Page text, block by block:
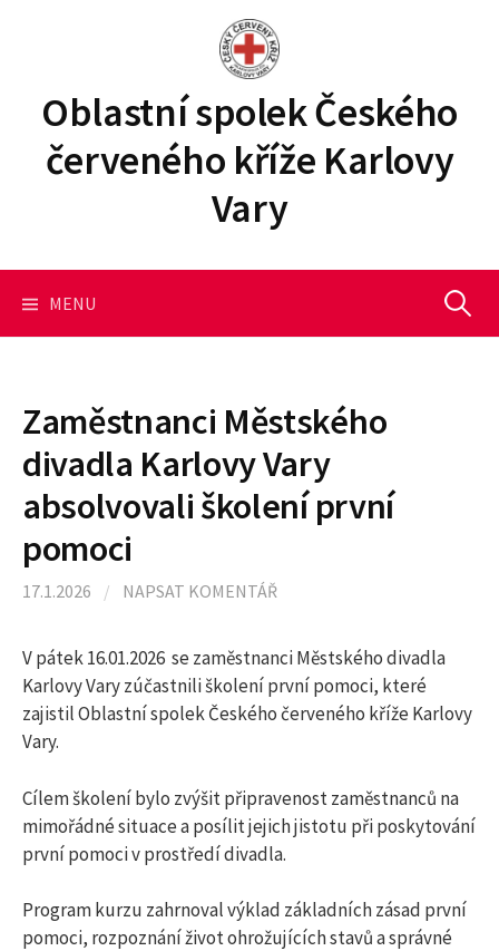
s
Oblastní spolek Českého
červeného kříže Karlovy
Vary
MENU V
á
á
n
Zaměstnanci Městského
divadla Karlovy Vary
absolvovali školení první
pomoci
17.1.2026 / NAPSAT KOMENTÁŘ
V pátek 16.01.2026 se zaměstnanci Městského divadla
Karlovy Vary zúčastnili školení první pomoci, které
zajistil Oblastní spolek Českého červeného kříže Karlovy
Vary.
Cílem školení bylo zvýšit připravenost zaměstnanců na
mimořádné situace a posílit jejich jistotu při poskytování
první pomoci v prostředí divadla.
Program kurzu zahrnoval výklad základních zásad první
pomoci, rozpoznání život ohrožujících stavů a správné